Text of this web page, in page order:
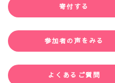
寄付する
参加者の声をみる
よくあるご質問